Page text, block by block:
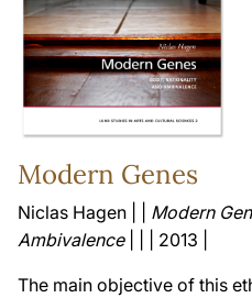
Modern Genes
Niclas Hagen | | Modern
Ambivalence| | | 2013 |
The main objective of this